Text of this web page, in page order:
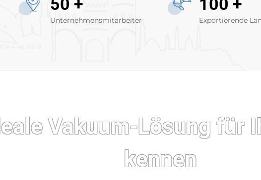
Unternehmensmitarbeiter Exportierende
Vakuum-Lösung für
kennen